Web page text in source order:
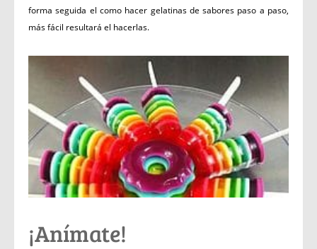
forma seguida el como hacer gelatinas de sabores paso a paso,
más fácil resultará el hacerlas.
¡Anímate!